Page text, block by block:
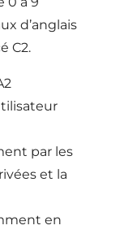
d’anglais
C2.
par les
et la
en